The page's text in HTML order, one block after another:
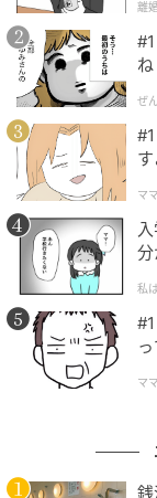
ベビーカレンダー
当時付き合って
難しいため、
ら一緒にいま
次第に参ってい
使った物は元
てから出る――
です。そ
離
ぜ
マ
私
マ